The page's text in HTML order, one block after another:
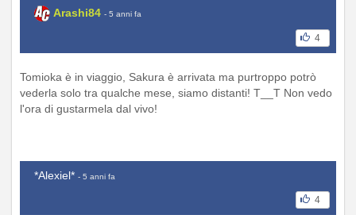
Arashi84 - 5 anni fa
4
Tomioka è in viaggio, Sakura è arrivata ma purtroppo potrò
vederla solo tra qualche mese, siamo distanti! T__T Non vedo
l'ora di gustarmela dal vivo!
*Alexiel* - 5 anni fa
4